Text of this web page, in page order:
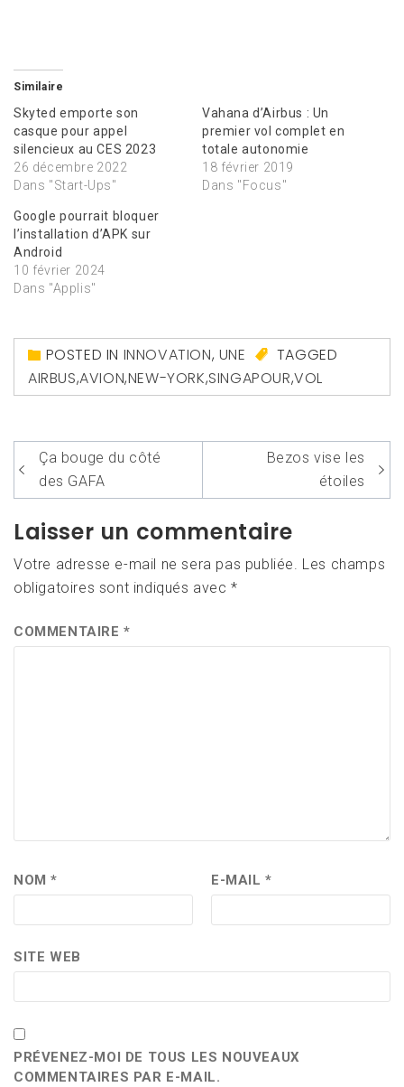
Similaire
Skyted emporte son
casque pour appel
silencieux au CES 2023
26 décembre 2022
Dans "Start-Ups"
Vahana d’Airbus : Un
premier vol complet en
totale autonomie
18 février 2019
Dans "Focus"
Google pourrait bloquer
l’installation d’APK sur
Android
10 février 2024
Dans "Applis"
POSTED IN INNOVATION, UNE
TAGGED
AIRBUS,AVION,NEW-YORK,SINGAPOUR,VOL
Navigation
de
l’article
Ça bouge du côté
des GAFA
Bezos vise les
étoiles
Laisser un commentaire
Votre adresse e-mail ne sera pas publiée. Les champs
obligatoires sont indiqués avec*
COMMENTAIRE*
NOM* E-MAIL*
SITE WEB
PRÉVENEZ-MOI DE TOUS LES NOUVEAUX
COMMENTAIRES PAR E-MAIL.